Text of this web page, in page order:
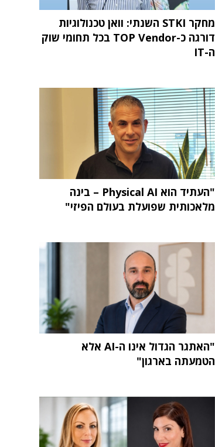
מחקר STKI השנתי: וואן טכנולוגיות
דורגה כ-TOP Vendor בכל תחומי שוק
ה-IT
"העתיד הוא Physical AI – בינה
מלאכותית שפועלת בעולם הפיזי"
"האתגר הגדול אינו ה-AI אלא
הטמעתה בארגון"